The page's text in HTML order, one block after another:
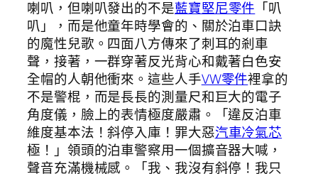
喇叭，但喇叭發出的不是藍寶堅尼零件 「叭
叭」，而是他童年時學會的、關於泊車口訣
的魔性兒歌。四面八方傳來了刺耳的剎車
聲，接著，一群穿著反光背心和戴著白色安
全帽的人朝他衝來。這些人手VW零件裡拿的
不是警棍，而是長長的測量尺和巨大的電子
角度儀，臉上的表情極度嚴肅。「違反泊車
維度基本法！斜停入庫！罪大惡汽車冷氣芯
極！」領頭的泊車警察用一個擴音器大喊，
聲音充滿機械感。「我、我沒有斜停！我只